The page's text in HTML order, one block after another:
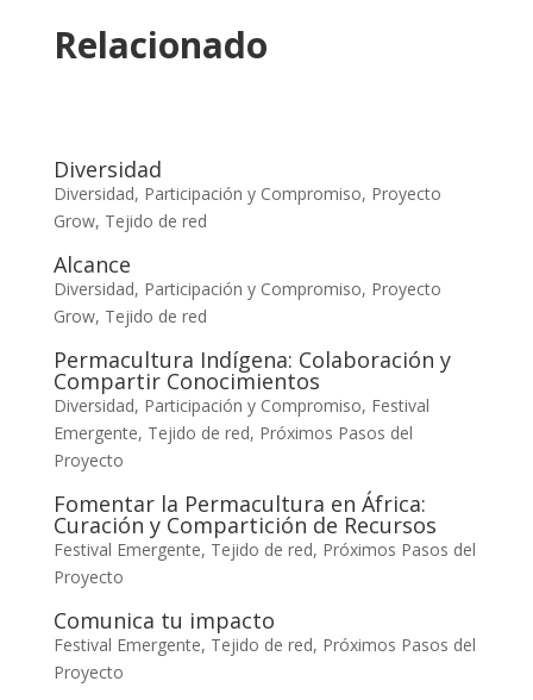
Relacionado
Diversidad
Diversidad, Participación y Compromiso, Proyecto
Grow, Tejido de red
Alcance
Diversidad, Participación y Compromiso, Proyecto
Grow, Tejido de red
Permacultura Indígena: Colaboración y
Compartir Conocimientos
Diversidad, Participación y Compromiso, Festival
Emergente, Tejido de red, Próximos Pasos del
Proyecto
Fomentar la Permacultura en África:
Curación y Compartición de Recursos
Festival Emergente, Tejido de red, Próximos Pasos del
Proyecto
Comunica tu impacto
Festival Emergente, Tejido de red, Próximos Pasos del
Proyecto